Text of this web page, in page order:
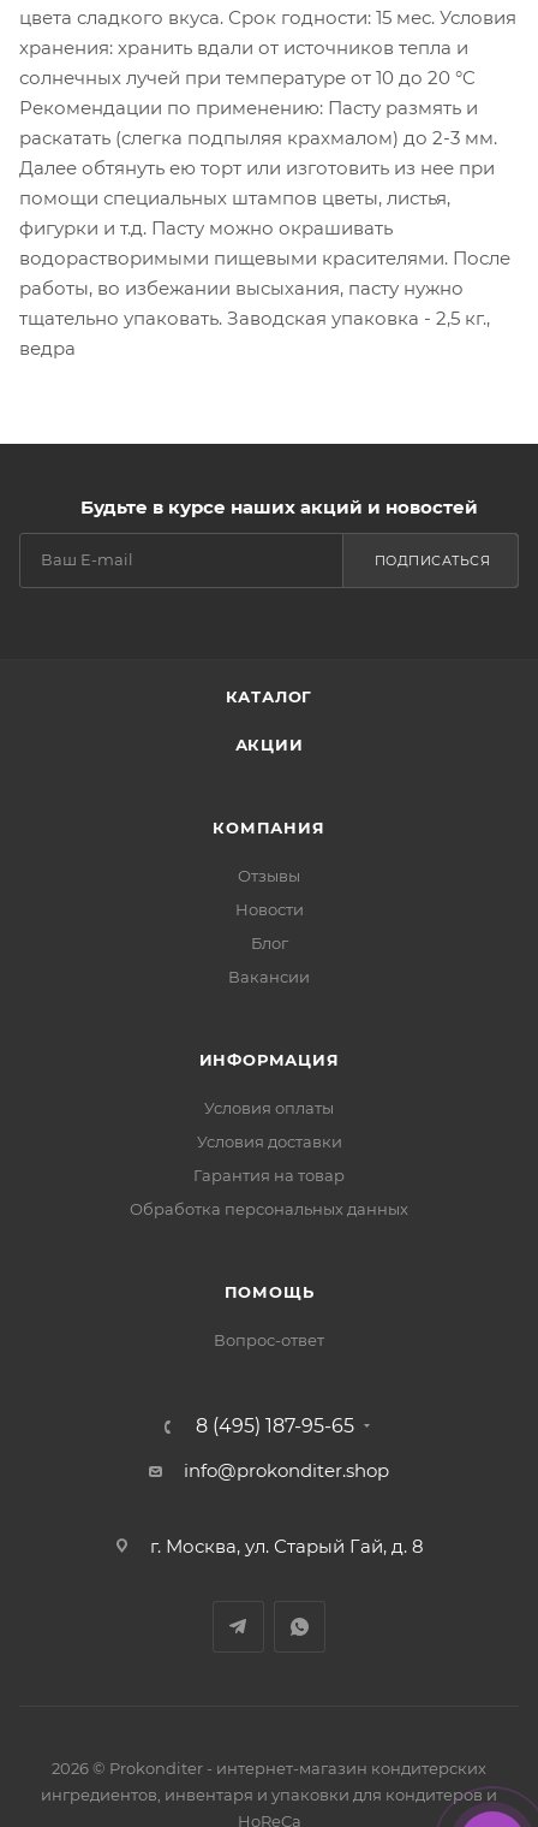
цвета сладкого вкуса. Срок годности: 15 мес. Условия
хранения: хранить вдали от источников тепла и
солнечных лучей при температуре от 10 до 20 °C
Рекомендации по применению: Пасту размять и
раскатать (слегка подпыляя крахмалом) до 2-3 мм.
Далее обтянуть ею торт или изготовить из нее при
помощи специальных штампов цветы, листья,
фигурки и т.д. Пасту можно окрашивать
водорастворимыми пищевыми красителями. После
работы, во избежании высыхания, пасту нужно
тщательно упаковать. Заводская упаковка - 2,5 кг.,
ведра
Будьте в курсе наших акций и новостей
ПОДПИСАТЬСЯ
КАТАЛОГ
АКЦИИ
КОМПАНИЯ
Отзывы
Новости
Блог
Вакансии
ИНФОРМАЦИЯ
Условия оплаты
Условия доставки
Гарантия на товар
Обработка персональных данных
ПОМОЩЬ
Вопрос-ответ
8 (495) 187-95-65
info@prokonditer.shop
г. Москва, ул. Старый Гай, д. 8
2026 © Prokonditer - интернет-магазин кондитерских
ингредиентов, инвентаря и упаковки для кондитеров и
HoReCa